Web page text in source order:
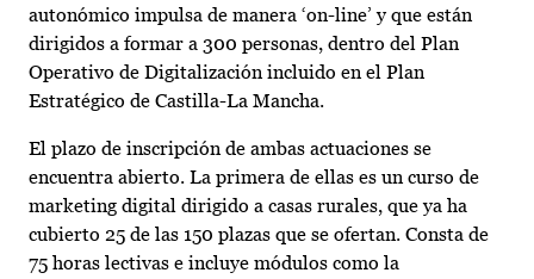
autonómico impulsa de manera ‘on-line’ y que están
dirigidos a formar a 300 personas, dentro del Plan
Operativo de Digitalización incluido en el Plan
Estratégico de Castilla-La Mancha.
El plazo de inscripción de ambas actuaciones se
encuentra abierto. La primera de ellas es un curso de
marketing digital dirigido a casas rurales, que ya ha
cubierto 25 de las 150 plazas que se ofertan. Consta de
75 horas lectivas e incluye módulos como la